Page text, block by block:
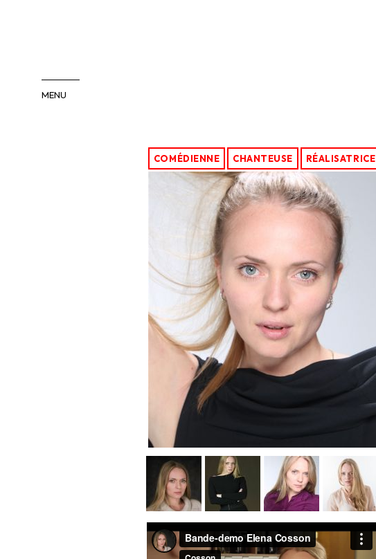
MENU
COMÉDIENNE CHANTEUSE RÉALISATRICE